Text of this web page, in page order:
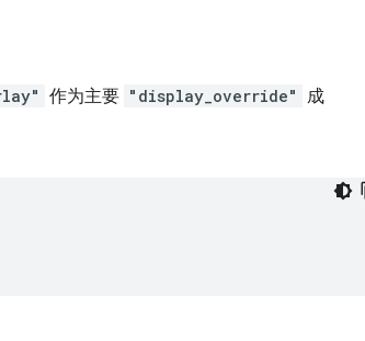
作为主要 "display_override" 成